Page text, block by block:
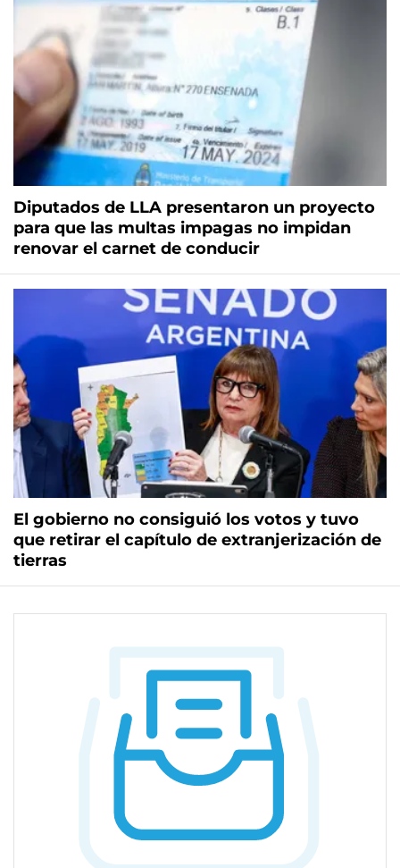
Diputados de LLA presentaron un proyecto
para que las multas impagas no impidan
renovar el carnet de conducir
El gobierno no consiguió los votos y tuvo
que retirar el capítulo de extranjerización de
tierras